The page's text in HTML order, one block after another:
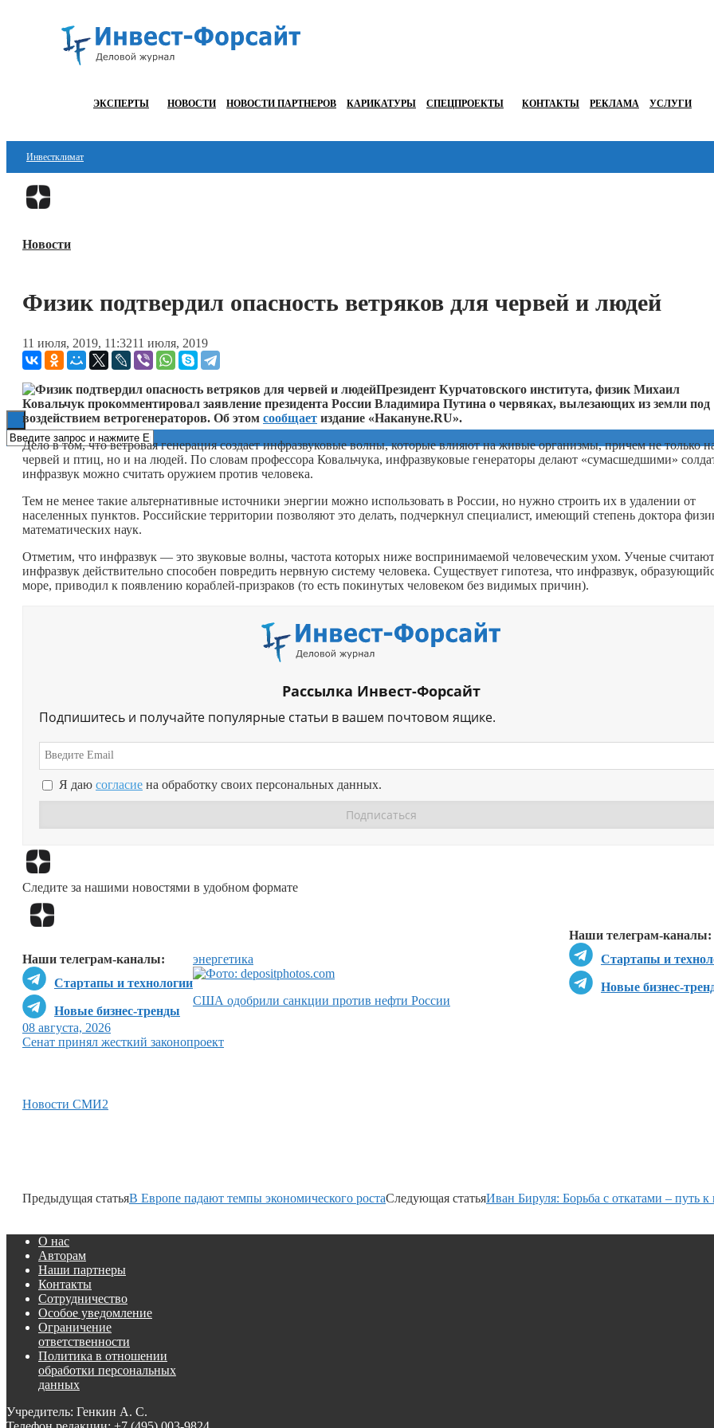
ЭКСПЕРТЫ НОВОСТИ НОВОСТИ ПАРТНЕРОВ КАРИКАТУРЫ СПЕЦПРОЕКТЫ КОНТАКТЫ РЕКЛАМА УСЛУГИ
Инвестклимат
Финансы
Блокчейн
ESG
Книги
Новости
Физик подтвердил опасность ветряков для червей и людей
11 июля, 2019, 11:3211 июля, 2019
Президент Курчатовского института, физик Михаил
Ковальчук прокомментировал заявление президента России Владимира Путина о червяках, вылезающих из земли под
воздействием ветрогенераторов. Об этом сообщает издание «Накануне.RU».
Дело в том, что ветровая генерация создает инфразвуковые волны, которые влияют на живые организмы, причем не только
червей и птиц, но и на людей. По словам профессора Ковальчука, инфразвуковые генераторы делают «сумасшедшими»
инфразвук можно считать оружием против человека.
Тем не менее такие альтернативные источники энергии можно использовать в России, но нужно строить их в удалении от
населенных пунктов. Российские территории позволяют это делать, подчеркнул специалист, имеющий степень доктора
математических наук.
Отметим, что инфразвук — это звуковые волны, частота которых ниже воспринимаемой человеческим ухом. Ученые
инфразвук действительно способен повредить нервную систему человека. Существует гипотеза, что инфразвук,
море, приводил к появлению кораблей-призраков (то есть покинутых человеком без видимых причин).
Рассылка Инвест-Форсайт
Подпишитесь и получайте популярные статьи в вашем почтовом ящике.
Я даю согласие на обработку своих персональных данных.
Следите за нашими новостями в удобном формате
Наши телеграм-каналы:
Стартапы и
Новые бизнес-
Наши телеграм-каналы:
Стартапы и технологии
Новые бизнес-тренды
энергетика
США одобрили санкции против нефти России
08 августа, 2026
Сенат принял жесткий законопроект
Новости СМИ2
Предыдущая статьяВ Европе падают темпы экономического ростаСледующая статьяИван Бируля: Борьба с откатами – путь
О нас
Авторам
Наши партнеры
Контакты
Сотрудничество
Особое уведомление
Ограничение
ответственности
Политика в отношении
обработки персональных
данных
Учредитель: Генкин А. С.